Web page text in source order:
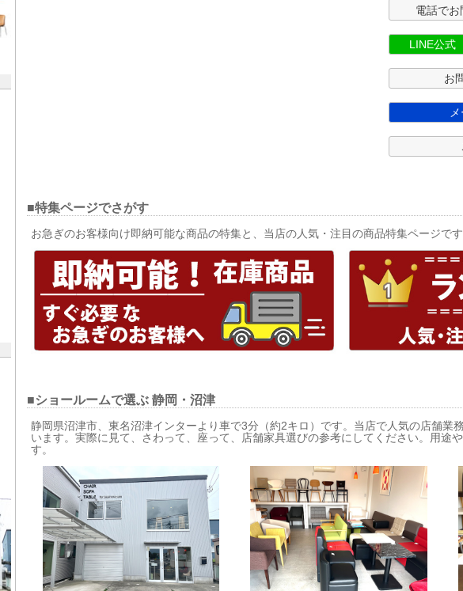
電話で
LINE公式
お
■特集ページでさがす
お急ぎのお客様向け即納可能な商品の特集と、当店の人気・注目の商品特集ページです
■ショールームで選ぶ静岡・沼津
静岡県沼津市、東名沼津インターより車で3分（約2キロ）です。当店で人気の店舗業
います。実際に見て、さわって、座って、店舗家具選びの参考にしてください。用途
す。